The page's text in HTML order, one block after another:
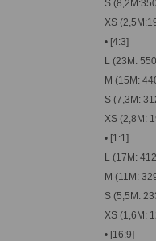
S
XS
• [4:3]
L (23M:
M (15M:
S (7,3M:
XS (2,8M:
• [1:1]
L (17M:
M (11M:
S (5,5M:
XS (1,6M:
• [16:9]